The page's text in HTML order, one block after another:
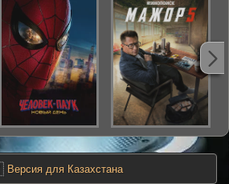
Версия для Казахстана